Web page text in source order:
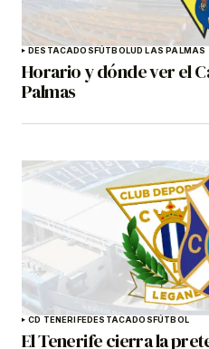
DESTACADOSFÚTBOLUD LAS PALMAS
Horario y dónde ver el
Palmas
CD TENERIFEDESTACADOSFÚTBOL
El Tenerife cierra la